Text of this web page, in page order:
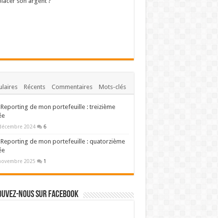
Récents Commentaires Mots-clés
Reporting de mon portefeuille : treizième
2024 6
Reporting de mon portefeuille : quatorzième
2025 1
nous sur Facebook